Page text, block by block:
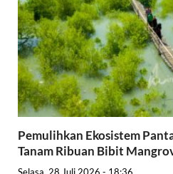
Pemulihkan Ekosistem
Tanam Ribuan Bibit
Selasa, 28 Juli 2026 - 18:36